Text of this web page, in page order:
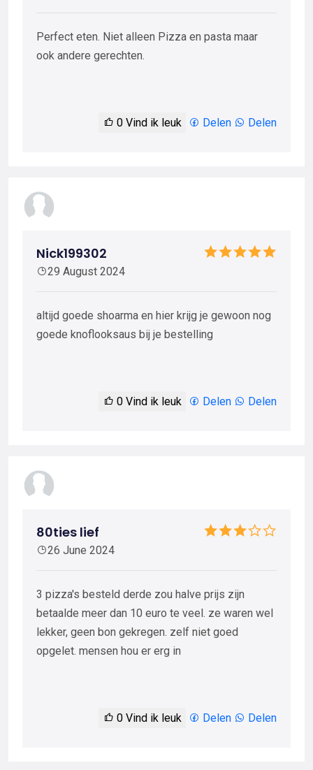
Perfect eten. Niet alleen Pizza en pasta maar
ook andere gerechten.
0 Vind ik leuk Delen Delen
Nick199302
29 August 2024
altijd goede shoarma en hier krijg je gewoon nog
goede knoflooksaus bij je bestelling
0 Vind ik leuk Delen Delen
80ties lief
26 June 2024
3 pizza's besteld derde zou halve prijs zijn
betaalde meer dan 10 euro te veel. ze waren wel
lekker, geen bon gekregen. zelf niet goed
opgelet. mensen hou er erg in
0 Vind ik leuk Delen Delen